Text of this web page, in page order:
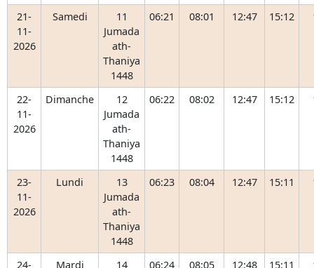
21-
11-
2026
Samedi
11
Jumada
ath-
Thaniya
1448
06:21 08:01 12:47 15:12
22-
11-
2026
Dimanche
12
Jumada
ath-
Thaniya
1448
06:22 08:02 12:47 15:12
23-
11-
2026
Lundi
13
Jumada
ath-
Thaniya
1448
06:23 08:04 12:47 15:11
24-
Mardi
14
06:24 08:05 12:48 15:11